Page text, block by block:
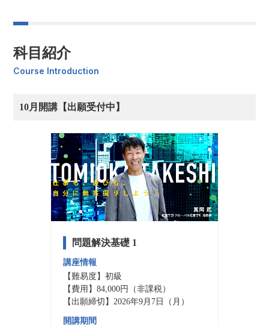
科目紹介
Course Introduction
10月開講【出願受付中】
問題解決基礎 1
講座情報
【難易度】初級
【費用】84,000円（非課税）
【出願締切】2026年9月7日（月）
開講期間